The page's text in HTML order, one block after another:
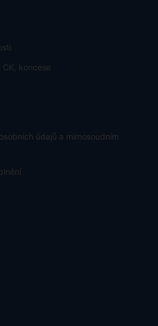
koncese
údajů a mimosoudním